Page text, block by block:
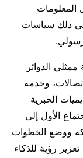
المعلومات
في ذلك سياسات
الدوائر
وخدمة
الحبرية
الأول إلى
ووضع الخطوات
رؤية للذكاء